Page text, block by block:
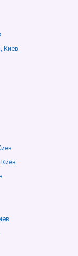
Киев